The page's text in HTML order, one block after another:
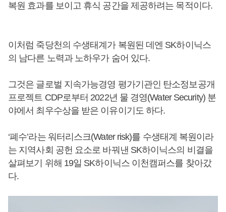
복원 효과를 보이고 휴식 공간을 제공하려는 목적이다.
이처럼 죽당천의 수생태계가 복원된 데엔 SK하이닉스
의 남다른 노력과 노하우가 숨어 있다.
그것은 글로벌 지속가능경영 평가기관인 탄소정보공개
프로젝트 CDP로부터 2022년 물 경영(Water Security) 분
야에서 최우수상을 받은 이유이기도 하다.
‘폐수’라는 워터리스크(Water risk)를 수생태계 복원이라
는 지역사회 공헌 요소로 바꿔낸 SK하이닉스의 비결을
살펴보기 위해 19일 SK하이닉스 이천캠퍼스를 찾아갔
다.